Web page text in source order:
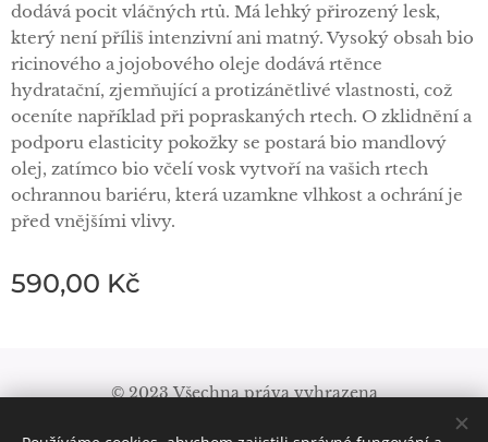
dodává pocit vláčných rtů. Má lehký přirozený lesk,
který není příliš intenzivní ani matný. Vysoký obsah bio
ricinového a jojobového oleje dodává rtěnce
hydratační, zjemňující a protizánětlivé vlastnosti, což
oceníte například při popraskaných rtech. O zklidnění a
podporu elasticity pokožky se postará bio mandlový
olej, zatímco bio včelí vosk vytvoří na vašich rtech
ochrannou bariéru, která uzamkne vlhkost a ochrání je
před vnějšími vlivy.
590,00 Kč
© 2023 Všechna práva vyhrazena